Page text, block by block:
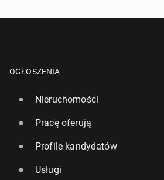
OGŁOSZENIA
Nieruchomości
Pracę oferują
Profile kandydatów
Usługi